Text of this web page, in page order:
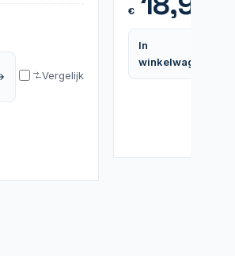
Vergelijk
€
In
winkelwagen